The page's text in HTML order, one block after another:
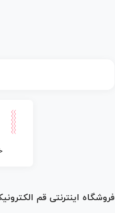
فروشگاه اینترنتی قم